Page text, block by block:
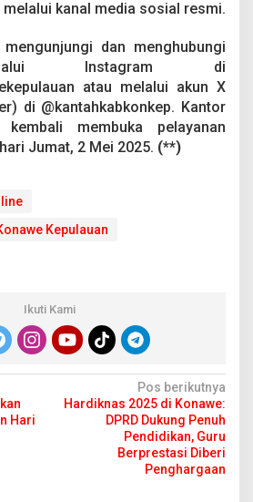
melalui kanal media sosial resmi.
dan menghubungi
Instagram di
atau melalui akun X
di @kantahkabkonkep. Kantor
kembali membuka pelayanan
Jumat, 2 Mei 2025. (**)
Kepulauan
Ikuti Kami
Hari
Pos berikutnya
Hardiknas 2025 di Konawe:
DPRD Dukung Penuh
Pendidikan, Guru
Berprestasi Diberi
Penghargaan